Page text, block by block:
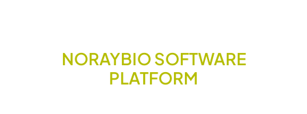
NORAYBIO SOFTWARE
PLATFORM